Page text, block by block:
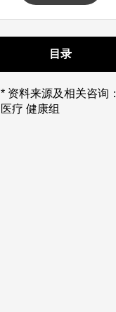
目录
* 资料来源及相关咨询：
医疗 健康组